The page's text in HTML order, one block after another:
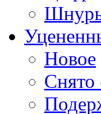
Новое
Снято